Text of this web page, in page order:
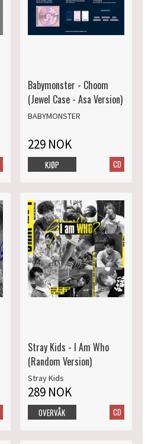
Babymonster - Choom
(Jewel Case - Asa Version)
BABYMONSTER
229 NOK
CD
KJØP
Stray Kids - I Am Who
(Random Version)
Stray Kids
289 NOK
CD
OVERVÅK